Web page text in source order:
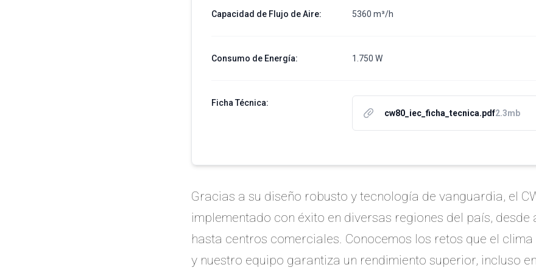
Capacidad de Flujo de Aire: 5360 m³/h
Consumo de Energía: 1.750 W
Ficha Técnica:
cw80_iec_ficha_tecnica.pdf2.3mb
Gracias a su diseño robusto y tecnología de vanguardia, el
implementado con éxito en diversas regiones del país, desde
hasta centros comerciales. Conocemos los retos que el
y nuestro equipo garantiza un rendimiento superior, incluso